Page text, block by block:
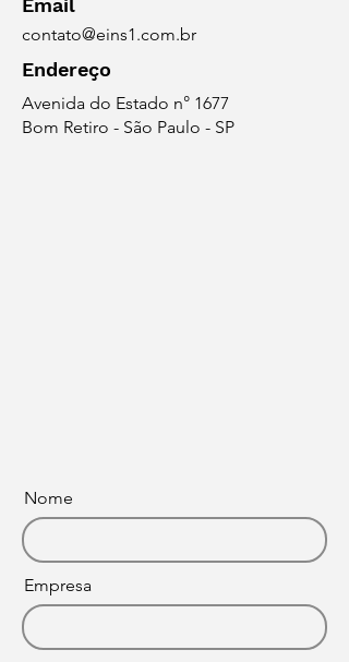
Email
contato@eins1.com.br
Endereço
Avenida do Estado n° 1677
Bom Retiro - São Paulo - SP
Nome
Empresa